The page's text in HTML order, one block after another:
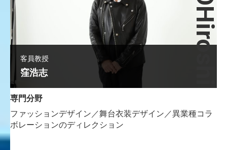
客員教授
窪浩志
専門分野
ファッションデザイン／舞台衣装デザイン／異業種コラ
ボレーションのディレクション